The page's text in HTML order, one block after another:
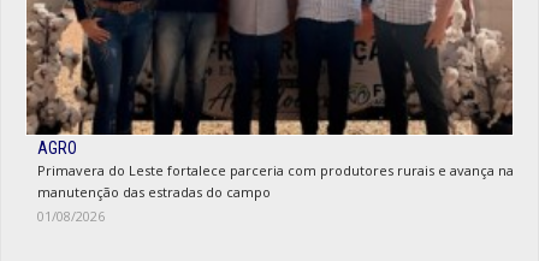
AGRO
Primavera do Leste fortalece parceria com produtores rurais e avança na
manutenção das estradas do campo
01/08/2026